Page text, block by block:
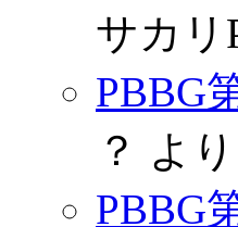
サカリ
PBBG
？ より
PBBG